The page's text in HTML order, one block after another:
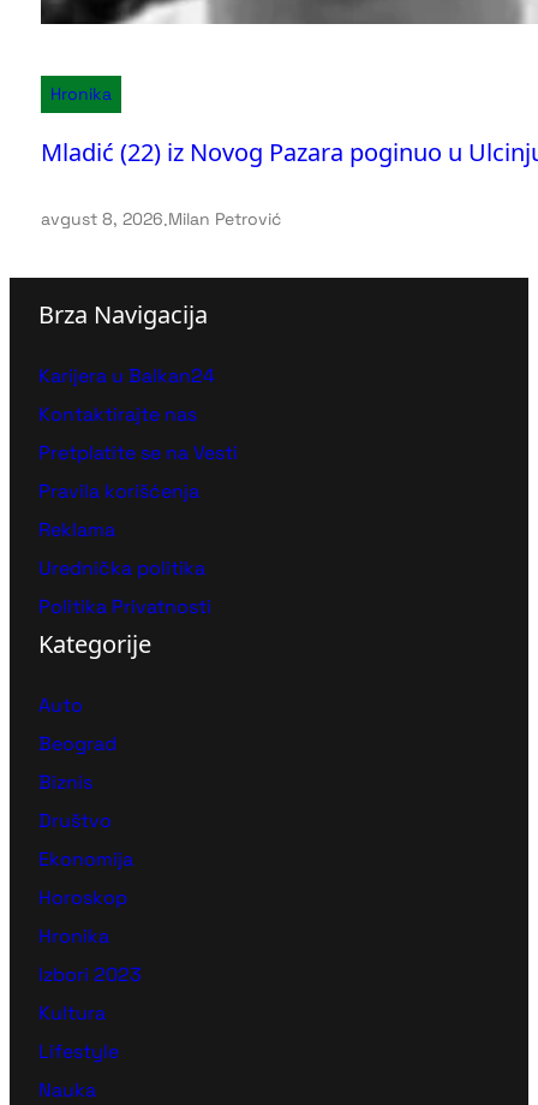
Hronika
Mladić (22) iz Novog Pazara poginuo u
avgust 8, 2026.Milan Petrović
Brza Navigacija
Karijera u Balkan24
Kontaktirajte nas
Pretplatite se na Vesti
Pravila korišćenja
Reklama
Urednička politika
Politika Privatnosti
Kategorije
Auto
Beograd
Biznis
Društvo
Ekonomija
Horoskop
Hronika
Izbori 2023
Kultura
Lifestyle
Nauka